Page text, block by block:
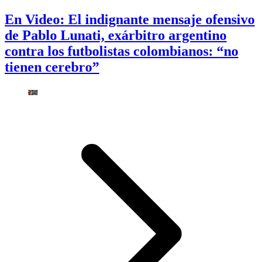
En Video: El indignante mensaje ofensivo
de Pablo Lunati, exárbitro argentino
contra los futbolistas colombianos: “no
tienen cerebro”